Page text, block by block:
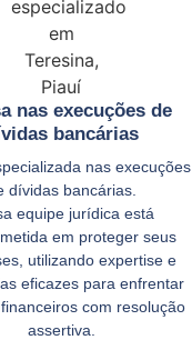
nas execuções de
bancárias
nas execuções
dívidas bancárias.
equipe jurídica está
em proteger seus
utilizando expertise e
eficazes para enfrentar
com resolução
assertiva.